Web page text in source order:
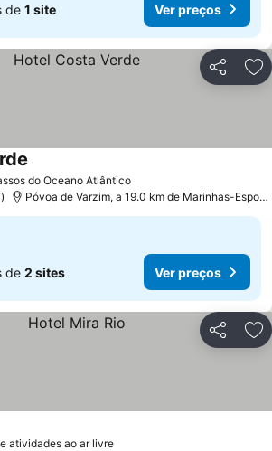
de 1 site Ver preços
Partilhar
do Oceano AtlânticoVer preços
Póvoa de Varzim, a 19.0 km de Marinhas-
de 2 sites Ver preços
Partilhar
atividades ao ar livreVer preços